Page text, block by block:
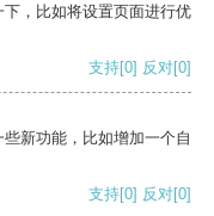
，比如将设置页面进行优
支持[0] 反对[0]
新功能，比如增加一个自
支持[0] 反对[0]